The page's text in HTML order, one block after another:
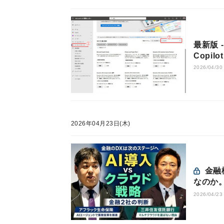
最新版
Copilot
2026/04/30
2026年04月23日(木)
なのか
2026/04/23